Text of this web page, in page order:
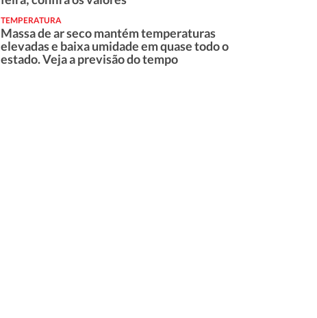
TEMPERATURA
Massa de ar seco mantém temperaturas
elevadas e baixa umidade em quase todo o
estado. Veja a previsão do tempo